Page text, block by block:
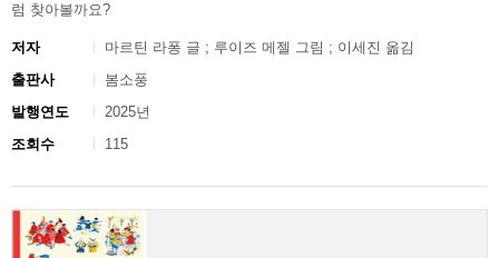
럼 찾아볼까요?
저자
마르틴 라퐁 글 ; 루이즈 메젤 그림 ; 이세진 옮김
출판사
봄소풍
발행연도
2025년
조회수
115